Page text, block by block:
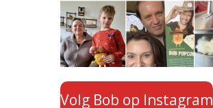
Volg Bob op Instagram